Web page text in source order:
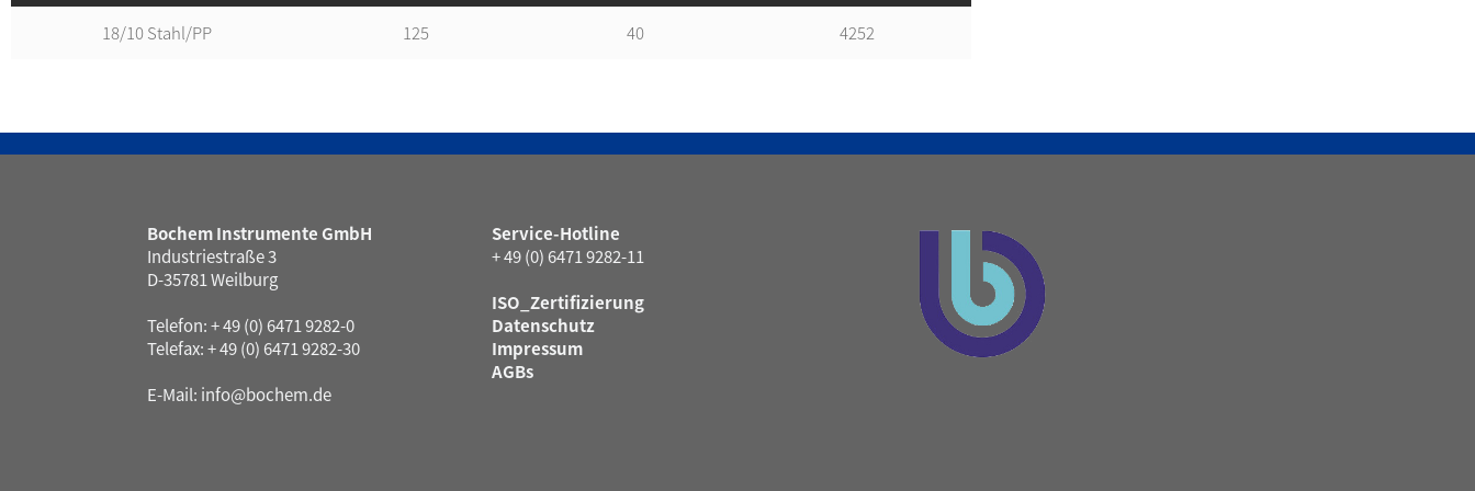
18/10 Stahl/PP 125 40 4252
Bochem Instrumente GmbH
Industriestraße 3
D-35781 Weilburg
Telefon: + 49 (0) 6471 9282-0
Telefax: + 49 (0) 6471 9282-30
E-Mail: info@bochem.de
Service-Hotline
+ 49 (0) 6471 9282-11
ISO_Zertifizierung
Datenschutz
Impressum
AGBs